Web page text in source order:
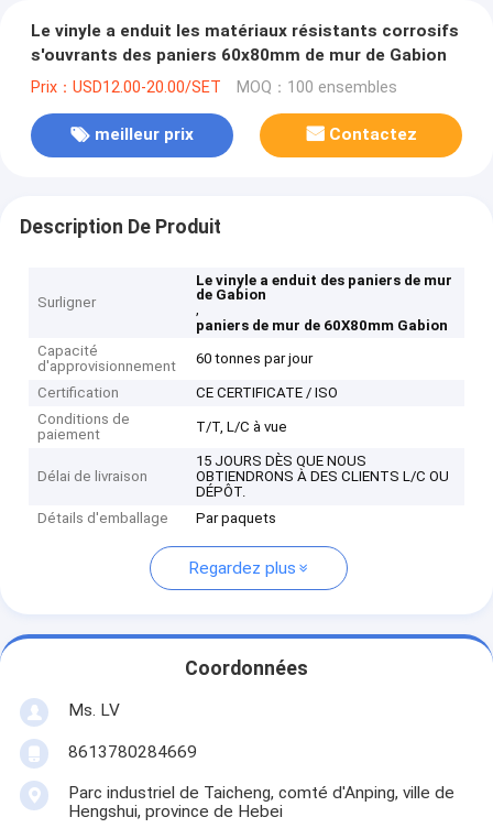
Le vinyle a enduit les matériaux résistants corrosifs
s'ouvrants des paniers 60x80mm de mur de Gabion
Prix：USD12.00-20.00/SET MOQ：100 ensembles
meilleur prix Contactez
Description De Produit
Surligner
Le vinyle a enduit des paniers de mur
de Gabion
,
paniers de mur de 60X80mm Gabion
Capacité
d'approvisionnement
60 tonnes par jour
Certification
CE CERTIFICATE / ISO
Conditions de
paiement
T/T, L/C à vue
Délai de livraison
15 JOURS DÈS QUE NOUS
OBTIENDRONS À DES CLIENTS L/C OU
DÉPÔT.
Détails d'emballage
Par paquets
Regardez plus
Coordonnées
Ms. LV
8613780284669
Parc industriel de Taicheng, comté d'Anping, ville de
Hengshui, province de Hebei